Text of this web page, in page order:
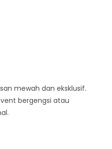
mewah dan eksklusif.
bergengsi atau